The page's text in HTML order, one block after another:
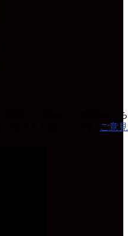
ご質問、ご意見、ご感想はこ
ご意